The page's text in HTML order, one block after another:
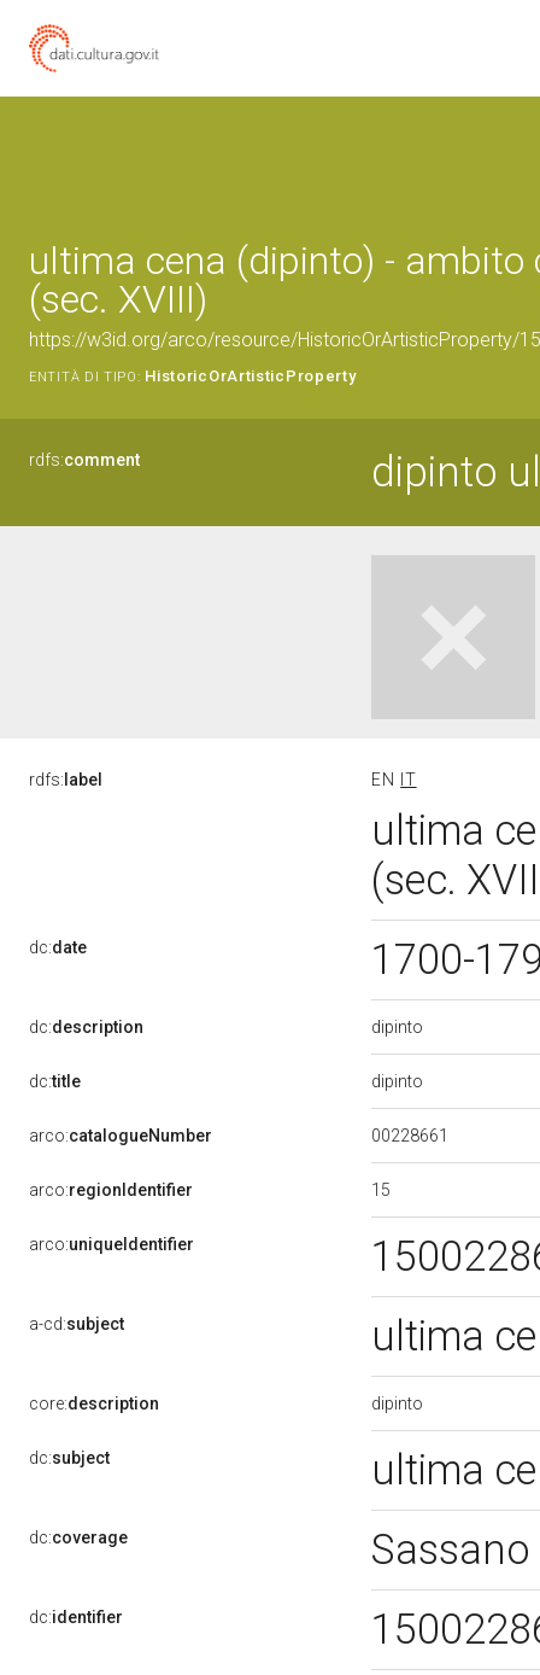
ultima cena (dipinto) - ambito
(sec. XVIII)
https://w3id.org/arco/resource/HistoricOrArtisticProperty/
ENTITÀ DI TIPO: HistoricOrArtisticProperty
rdfs:comment dipinto
rdfs: label EN IT
ultima
(sec.
dc:date 1700-
dc:description dipinto
dc:title dipinto
arco:catalogueNumber 00228661
arco:regionIdentifier 15
arco:uniqueIdentifier
a-cd:subject ultima
core:description dipinto
dc:subject ultima
dc:coverage
dc:identifier